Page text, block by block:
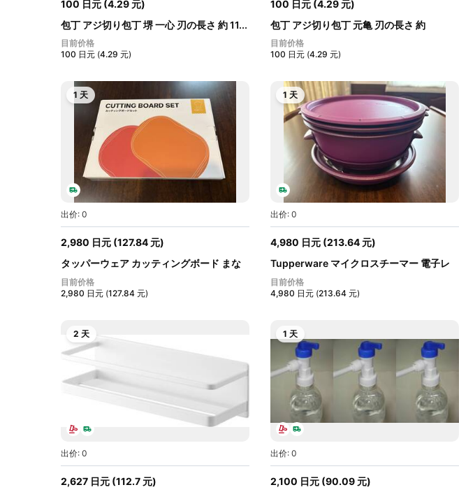
100 日元 (4.29 元)
包丁 アジ切り包丁 堺 一心 刃の長さ 約 11...
目前价格
100 日元 (4.29 元)
100 日元 (4.29 元)
包丁 アジ切り包丁 元亀 刃の長さ 約
10cm...
目前价格
100 日元 (4.29 元)
1 天
出价: 0
2,980 日元 (127.84 元)
タッパーウェア カッティングボード まな
板...
目前价格
2,980 日元 (127.84 元)
1 天
出价: 0
4,980 日元 (213.64 元)
Tupperware マイクロスチーマー 電子レ
ンジ...
目前价格
4,980 日元 (213.64 元)
2 天
出价: 0
2,627 日元 (112.7 元)
1 天
出价: 0
2,100 日元 (90.09 元)